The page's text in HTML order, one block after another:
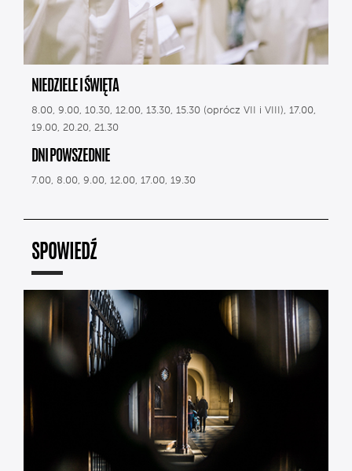
NIEDZIELE I ŚWIĘTA
8.00, 9.00, 10.30, 12.00, 13.30, 15.30 (oprócz VII i VIII), 17.00,
19.00, 20.20, 21.30
DNI POWSZEDNIE
7.00, 8.00, 9.00, 12.00, 17.00, 19.30
SPOWIEDŹ